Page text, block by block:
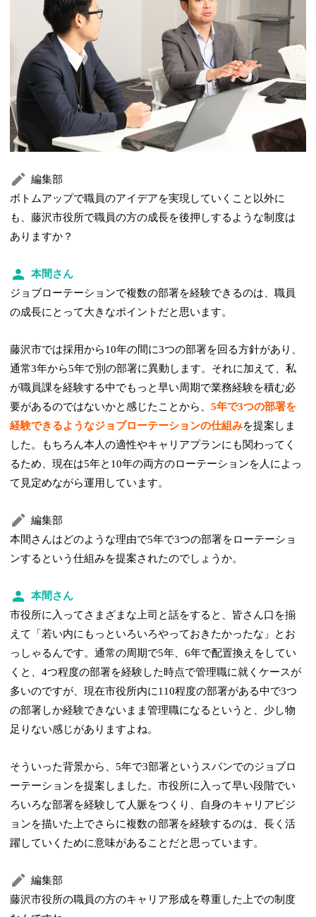
編集部
ボトムアップで職員のアイデアを実現していくこと以外に
も、藤沢市役所で職員の方の成長を後押しするような制度は
ありますか？
本間さん
ジョブローテーションで複数の部署を経験できるのは、職員
の成長にとって大きなポイントだと思います。
藤沢市では採用から10年の間に3つの部署を回る方針があり、
通常3年から5年で別の部署に異動します。それに加えて、私
が職員課を経験する中でもっと早い周期で業務経験を積む必
要があるのではないかと感じたことから、5年で3つの部署を
経験できるようなジョブローテーションの仕組みを提案しま
した。もちろん本人の適性やキャリアプランにも関わってく
るため、現在は5年と10年の両方のローテーションを人によっ
て見定めながら運用しています。
編集部
本間さんはどのような理由で5年で3つの部署をローテーショ
ンするという仕組みを提案されたのでしょうか。
本間さん
市役所に入ってさまざまな上司と話をすると、皆さん口を揃
えて「若い内にもっといろいろやっておきたかったな」とお
っしゃるんです。通常の周期で5年、6年で配置換えをしてい
くと、4つ程度の部署を経験した時点で管理職に就くケースが
多いのですが、現在市役所内に110程度の部署がある中で3つ
の部署しか経験できないまま管理職になるというと、少し物
足りない感じがありますよね。
そういった背景から、5年で3部署というスパンでのジョブロ
ーテーションを提案しました。市役所に入って早い段階でい
ろいろな部署を経験して人脈をつくり、自身のキャリアビジ
ョンを描いた上でさらに複数の部署を経験するのは、長く活
躍していくために意味があることだと思っています。
編集部
藤沢市役所の職員の方のキャリア形成を尊重した上での制度